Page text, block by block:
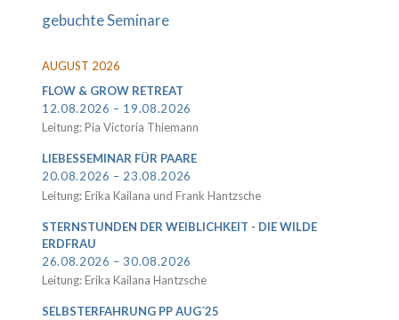
gebuchte Seminare
AUGUST 2026
FLOW & GROW RETREAT
12.08.2026 – 19.08.2026
Leitung: Pia Victoria Thiemann
LIEBESSEMINAR FÜR PAARE
20.08.2026 – 23.08.2026
Leitung: Erika Kailana und Frank Hantzsche
STERNSTUNDEN DER WEIBLICHKEIT - DIE WILDE
ERDFRAU
26.08.2026 – 30.08.2026
Leitung: Erika Kailana Hantzsche
SELBSTERFAHRUNG PP AUG´25